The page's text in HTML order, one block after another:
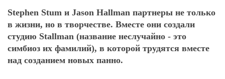
Stephen Stum и Jason Hallman партнеры не только
в жизни, но в творчестве. Вместе они создали
студию Stallman (название неслучайно - это
симбиоз их фамилий), в которой трудятся вместе
над созданием новых панно.